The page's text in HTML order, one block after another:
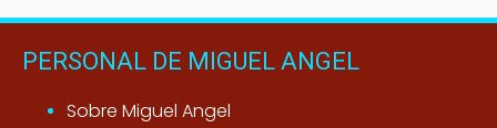
PERSONAL DE MIGUEL ANGEL
Sobre Miguel Angel